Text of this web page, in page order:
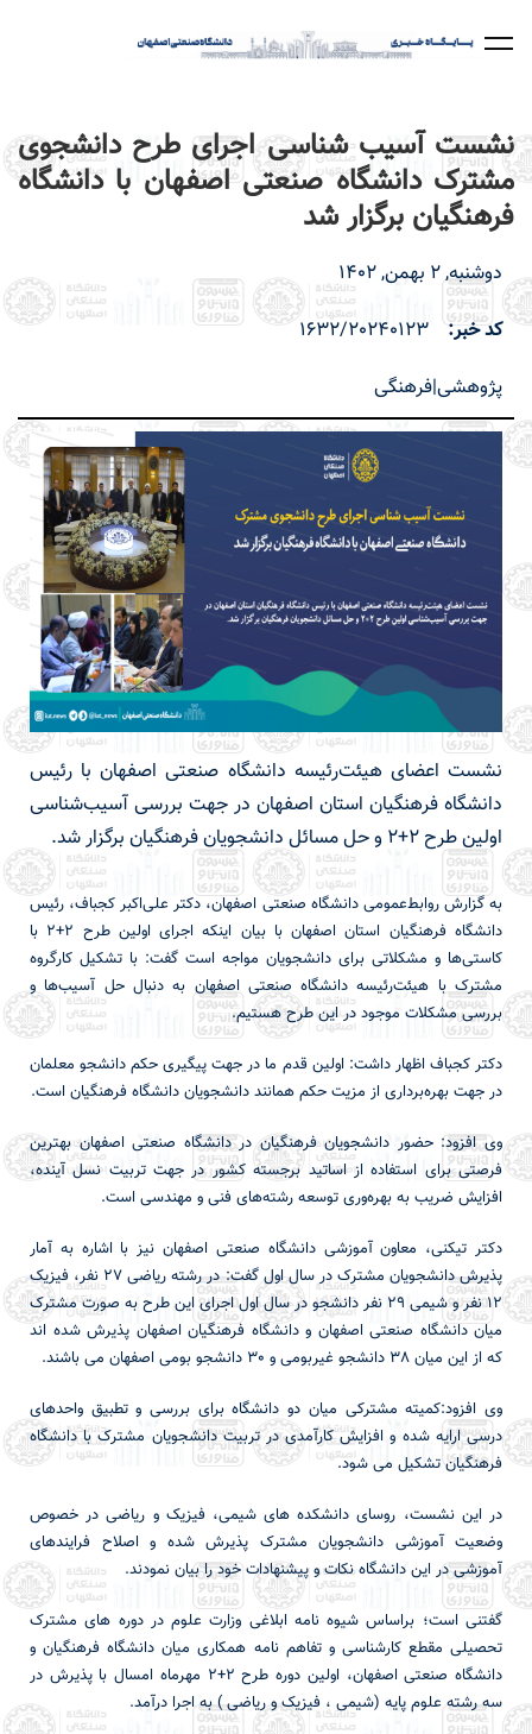
نشست آسیب شناسی اجرای طرح دانشجوی
مشترک دانشگاه صنعتی اصفهان با دانشگاه
فرهنگیان برگزار شد
دوشنبه, 2 بهمن, 1402
کد خبر
1632/20240123
پژوهشی|فرهنگی
نشست اعضای هیئت‌رئیسه دانشگاه صنعتی اصفهان با رئیس
دانشگاه فرهنگیان استان اصفهان در جهت بررسی آسیب‌شناسی
اولین طرح ۲+۲ و حل مسائل دانشجویان فرهنگیان برگزار شد.
به گزارش روابط‌عمومی دانشگاه صنعتی اصفهان، دکتر علی‌اکبر کجباف، رئیس
دانشگاه فرهنگیان استان اصفهان با بیان اینکه اجرای اولین طرح ۲+۲ با
کاستی‌ها و مشکلاتی برای دانشجویان مواجه است گفت: با تشکیل کارگروه
مشترک با هیئت‌رئیسه دانشگاه صنعتی اصفهان به دنبال حل آسیب‌ها و
بررسی مشکلات موجود در این طرح هستیم.
دکتر کجباف اظهار داشت: اولین قدم ما در جهت پیگیری حکم دانشجو معلمان
در جهت بهره‌برداری از مزیت حکم همانند دانشجویان دانشگاه فرهنگیان است.
وی افزود: حضور دانشجویان فرهنگیان در دانشگاه صنعتی اصفهان بهترین
فرصتی برای استفاده از اساتید برجسته کشور در جهت تربیت نسل آینده،
افزایش ضریب به بهره‌وری توسعه رشته‌های فنی و مهندسی است.
دکتر تیکنی، معاون آموزشی دانشگاه صنعتی اصفهان نیز با اشاره به آمار
پذیرش دانشجویان مشترک در سال اول گفت: در رشته ریاضی 27 نفر، فیزیک
12 نفر و شیمی 29 نفر دانشجو در سال اول اجرای این طرح به صورت مشترک
میان دانشگاه صنعتی اصفهان و دانشگاه فرهنگیان اصفهان پذیرش شده اند
که از این میان 38 دانشجو غیربومی و 30 دانشجو بومی اصفهان می باشند.
وی افزود:کمیته مشترکی میان دو دانشگاه برای بررسی و تطبیق واحدهای
درسی ارایه شده و افزایش کارآمدی در تربیت دانشجویان مشترک با دانشگاه
فرهنگیان تشکیل می شود.
در این نشست، روسای دانشکده های شیمی، فیزیک و ریاضی در خصوص
وضعیت آموزشی دانشجویان مشترک پذیرش شده و اصلاح فرایندهای
آموزشی در این دانشگاه نکات و پیشنهادات خود را بیان نمودند.
گفتنی است؛ براساس شیوه نامه ابلاغی وزارت علوم در دوره های مشترک
تحصیلی مقطع کارشناسی و تفاهم نامه همکاری میان دانشگاه فرهنگیان و
دانشگاه صنعتی اصفهان، اولین دوره طرح ۲+۲ مهرماه امسال با پذیرش در
سه رشته علوم پایه (شیمی ، فیزیک و ریاضی ) به اجرا درآمد.